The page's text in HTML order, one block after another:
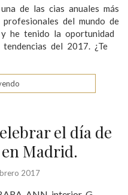
de las cias anuales más
del mundo de
he tenido la oportunidad
del 2017. ¿Te
el día de
Madrid.
2017